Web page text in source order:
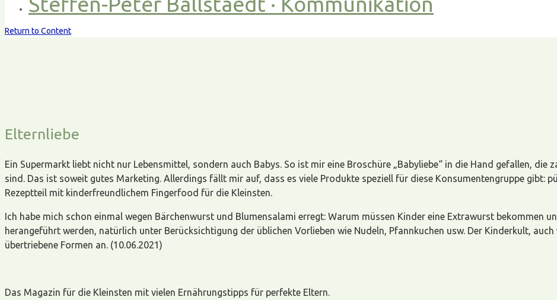
Return to Content
Elternliebe
Ein Supermarkt liebt nicht nur Lebensmittel, sondern auch Babys. So ist mir eine Broschüre „Babyliebe“ in die Hand gefallen,
sind. Das ist soweit gutes Marketing. Allerdings fällt mir auf, dass es viele Produkte speziell für diese Konsumentengruppe gibt:
Rezeptteil mit kinderfreundlichem Fingerfood für die Kleinsten.
Ich habe mich schon einmal wegen Bärchenwurst und Blumensalami erregt: Warum müssen Kinder eine Extrawurst bekommen
herangeführt werden, natürlich unter Berücksichtigung der üblichen Vorlieben wie Nudeln, Pfannkuchen usw. Der Kinderkult,
übertriebene Formen an. (10.06.2021)
Das Magazin für die Kleinsten mit vielen Ernährungstipps für perfekte Eltern.